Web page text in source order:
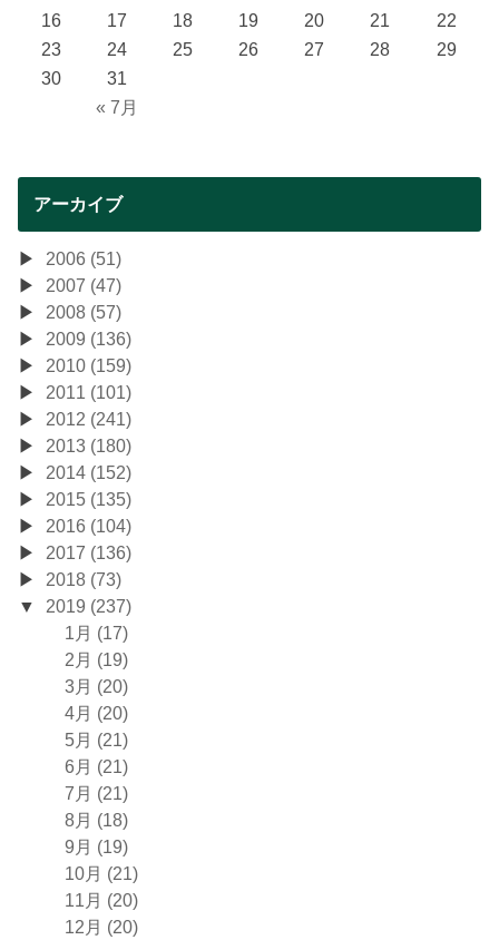
« 7月
16
17 18 19 20 21
22
23
24 25 26 27 28
29
30
31
アーカイブ
2006 (51)
2007 (47)
2008 (57)
2009 (136)
2010 (159)
2011 (101)
2012 (241)
2013 (180)
2014 (152)
2015 (135)
2016 (104)
2017 (136)
2018 (73)
2019 (237)
1月 (17)
2月 (19)
3月 (20)
4月 (20)
5月 (21)
6月 (21)
7月 (21)
8月 (18)
9月 (19)
10月 (21)
11月 (20)
12月 (20)